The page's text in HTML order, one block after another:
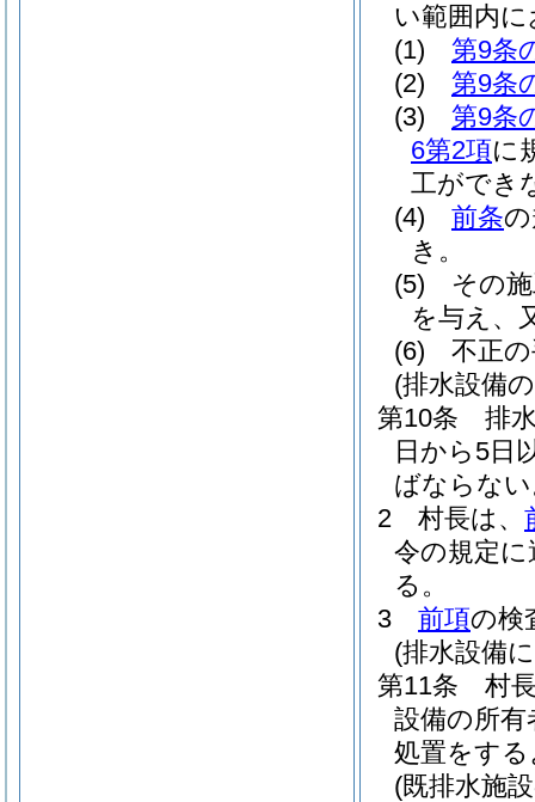
い範囲内
(1)
第9条
(2)
第9条
(3)
第9条
6第2項に
工ができ
(4)
前条
き。
(5)
その
を与え、
(6)
不正
(排水設備
第10条
排
日から5日
ばならな
2
村長は、
令の規定
る。
3
前項の検
(排水設備
第11条
村
設備の所
処置をす
(既排水施